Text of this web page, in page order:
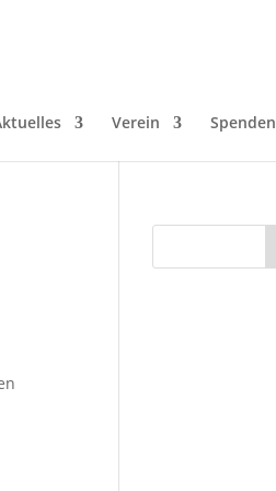
Verein Spenden